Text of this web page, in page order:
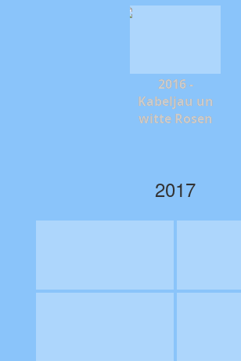
2016 -
Kabeljau un
witte Rosen
2017